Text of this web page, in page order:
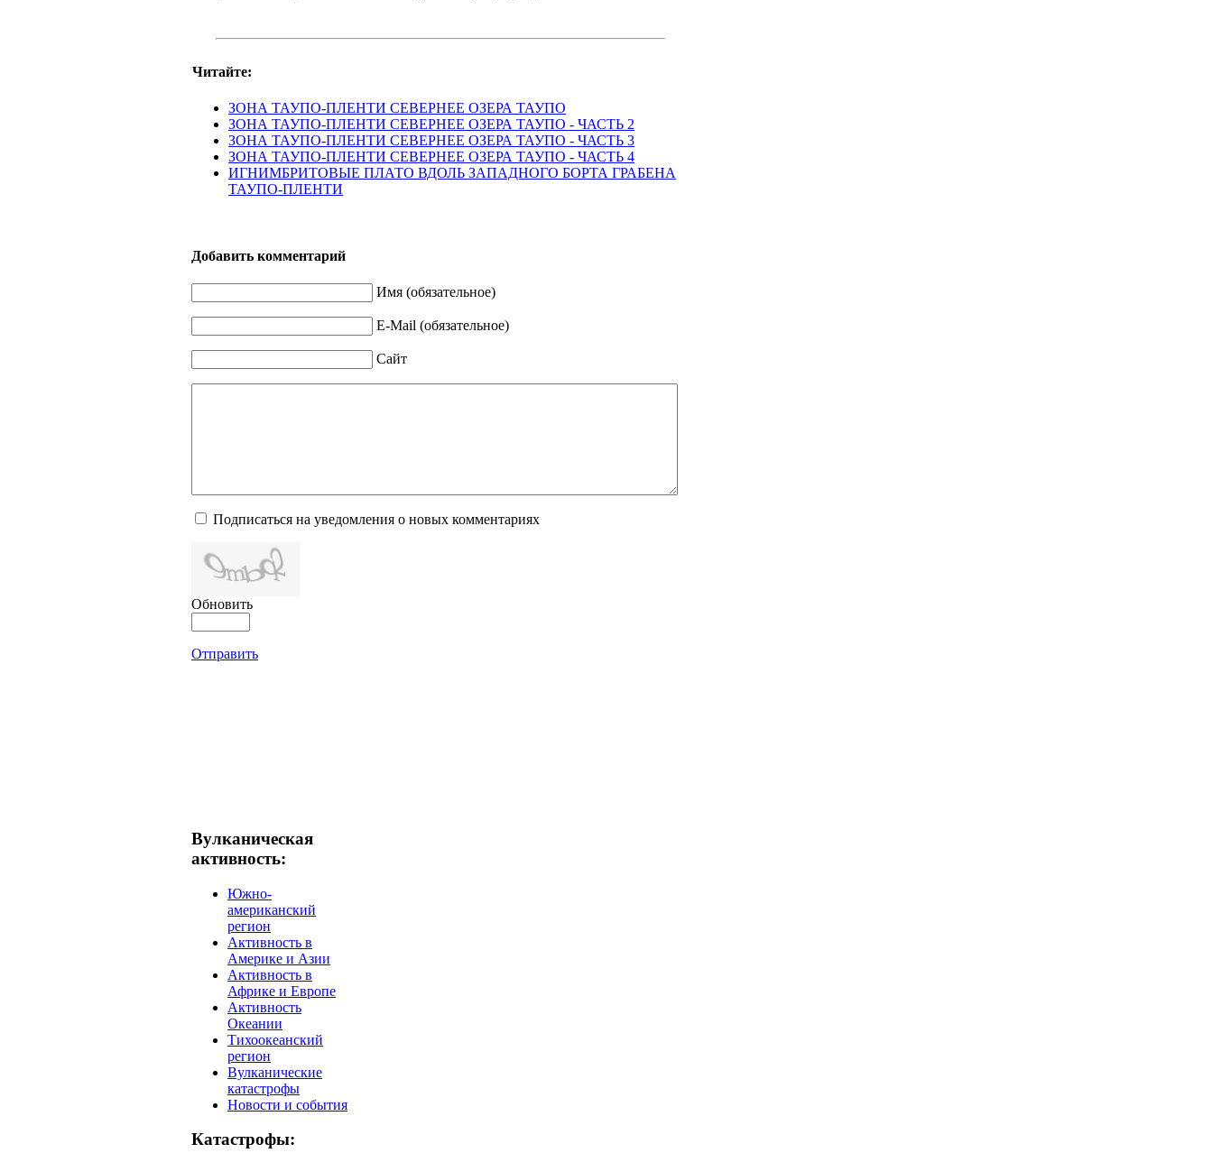
Читайте:
ЗОНА ТАУПО-ПЛЕНТИ СЕВЕРНЕЕ ОЗЕРА ТАУПО
ЗОНА ТАУПО-ПЛЕНТИ СЕВЕРНЕЕ ОЗЕРА ТАУПО - ЧАСТЬ 2
ЗОНА ТАУПО-ПЛЕНТИ СЕВЕРНЕЕ ОЗЕРА ТАУПО - ЧАСТЬ 3
ЗОНА ТАУПО-ПЛЕНТИ СЕВЕРНЕЕ ОЗЕРА ТАУПО - ЧАСТЬ 4
ИГНИМБРИТОВЫЕ ПЛАТО ВДОЛЬ ЗАПАДНОГО БОРТА ГРАБЕНА
ТАУПО-ПЛЕНТИ
Добавить комментарий
Имя (обязательное)
E-Mail (обязательное)
Сайт
Подписаться на уведомления о новых комментариях
Обновить
Отправить
Вулканическая
активность:
Южно-
американский
регион
Активность в
Америке и Азии
Активность в
Африке и Европе
Активность
Океании
Тихоокеанский
регион
Вулканические
катастрофы
Новости и события
Катастрофы: